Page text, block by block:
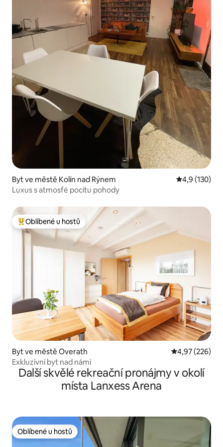
Byt ve městě Kolín nad Rýnem Průměrné
4,9 (130)
Luxus s atmosfé pocitu pohody
Nejlepší v kategorii Oblíbené u hostů
Oblíbené u hostů
Byt ve městě Overath Průměrné
4,97 (226)
Exkluzivní byt nad námi
Další skvělé rekreační pronájmy v okolí
místa Lanxess Arena
Oblíbené u hostů
Oblíbené u hostů